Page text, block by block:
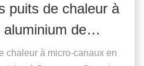
puits de chaleur à
de
à Dongguan
chaleur à micro-canaux en